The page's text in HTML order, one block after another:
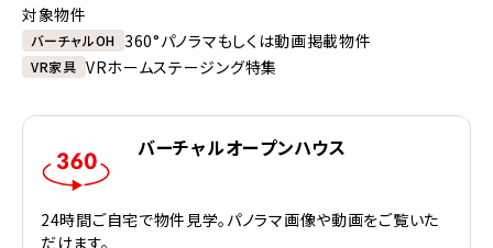
対象物件
バーチャルOH 360°パノラマもしくは動画掲載物件
VR家具 VRホームステージング特集
バーチャルオープンハウス
24時間ご自宅で物件見学。パノラマ画像や動画をご覧いた
だけます。